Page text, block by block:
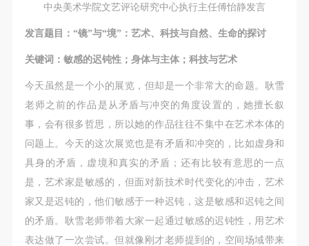
中央美术学院文艺评论研究中心执行主任傅怡静发言
发言题目：“镜”与“境”：艺术、科技与自然、生命的探讨
关键词：敏感的迟钝性；身体与主体；科技与艺术
今天虽然是一个小的展览，但却是一个非常大的命题。耿雪
老师之前的作品是从矛盾与冲突的角度设置的，她擅长叙
事，会有很多哲思，所以她的作品往往不集中在艺术本体的
问题上。今天的这次展览也是有矛盾和冲突的，比如虚身和
具身的矛盾，虚境和真实的矛盾；还有比较有意思的一点
是，艺术家是敏感的，但面对新技术时代变化的冲击，艺术
家又是迟钝的，他们敏感于一种迟钝，这是敏感和迟钝之间
的矛盾。耿雪老师带着大家一起通过敏感的迟钝性，用艺术
表达做了一次尝试。但就像刚才老师提到的，空间场域带来